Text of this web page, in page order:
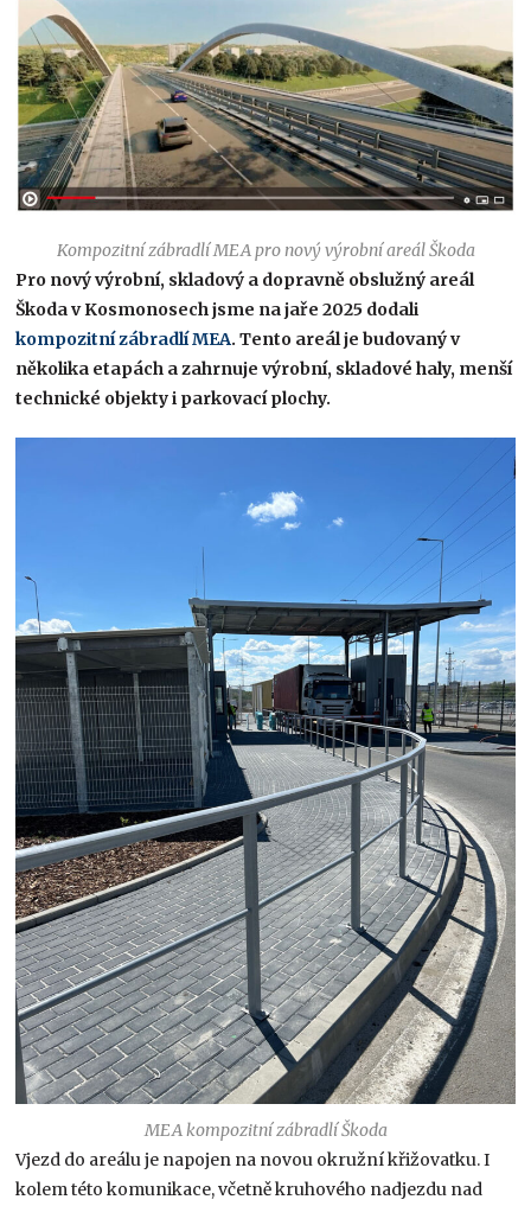
Kompozitní zábradlí MEA pro nový výrobní areál Škoda
Pro nový výrobní, skladový a dopravně obslužný areál
Škoda v Kosmonosech jsme na jaře 2025 dodali
kompozitní zábradlí MEA. Tento areál je budovaný v
několika etapách a zahrnuje výrobní, skladové haly, menší
technické objekty i parkovací plochy.
MEA kompozitní zábradlí Škoda
Vjezd do areálu je napojen na novou okružní křižovatku. I
kolem této komunikace, včetně kruhového nadjezdu nad